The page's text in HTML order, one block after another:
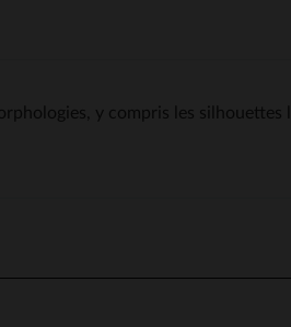
y compris les silhouettes